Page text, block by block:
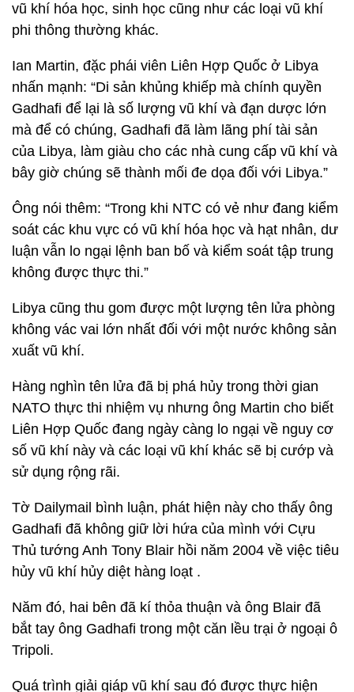
vũ khí hóa học, sinh học cũng như các loại vũ khí
phi thông thường khác.
Ian Martin, đặc phái viên Liên Hợp Quốc ở Libya
nhấn mạnh: “Di sản khủng khiếp mà chính quyền
Gadhafi để lại là số lượng vũ khí và đạn dược lớn
mà để có chúng, Gadhafi đã làm lãng phí tài sản
của Libya, làm giàu cho các nhà cung cấp vũ khí và
bây giờ chúng sẽ thành mối đe dọa đối với Libya.”
Ông nói thêm: “Trong khi NTC có vẻ như đang kiểm
soát các khu vực có vũ khí hóa học và hạt nhân, dư
luận vẫn lo ngại lệnh ban bố và kiểm soát tập trung
không được thực thi.”
Libya cũng thu gom được một lượng tên lửa phòng
không vác vai lớn nhất đối với một nước không sản
xuất vũ khí.
Hàng nghìn tên lửa đã bị phá hủy trong thời gian
NATO thực thi nhiệm vụ nhưng ông Martin cho biết
Liên Hợp Quốc đang ngày càng lo ngại về nguy cơ
số vũ khí này và các loại vũ khí khác sẽ bị cướp và
sử dụng rộng rãi.
Tờ Dailymail bình luận, phát hiện này cho thấy ông
Gadhafi đã không giữ lời hứa của mình với Cựu
Thủ tướng Anh Tony Blair hồi năm 2004 về việc tiêu
hủy vũ khí hủy diệt hàng loạt .
Năm đó, hai bên đã kí thỏa thuận và ông Blair đã
bắt tay ông Gadhafi trong một căn lều trại ở ngoại ô
Tripoli.
Quá trình giải giáp vũ khí sau đó được thực hiện